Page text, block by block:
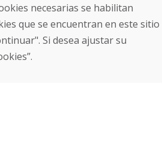
Términos y condiciones
Envío y pago
NORMAS DE RECLAMACIÓN
Devolución y cambio de
mercancías
Política de privacidad
necesarias se habilitan
que se encuentran en este sitio
Si desea ajustar su